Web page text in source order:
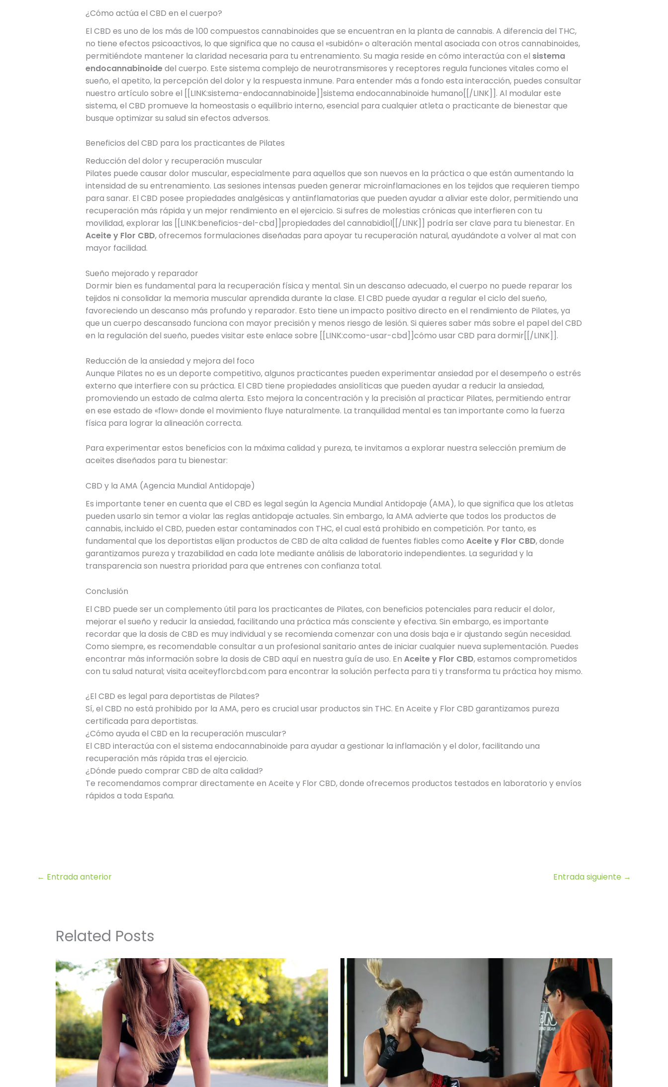
¿Cómo actúa el CBD en el cuerpo?
El CBD es uno de los más de 100 compuestos cannabinoides que se encuentran en la planta de cannabis. A diferencia del THC,
no tiene efectos psicoactivos, lo que significa que no causa el «subidón» o alteración mental asociada con otros cannabinoides,
permitiéndote mantener la claridad necesaria para tu entrenamiento. Su magia reside en cómo interactúa con el sistema
endocannabinoidedel cuerpo. Este sistema complejo de neurotransmisores y receptores regula funciones vitales como el
sueño, el apetito, la percepción del dolor y la respuesta inmune. Para entender más a fondo esta interacción, puedes consultar
nuestro artículo sobre el [[LINK:sistema-endocannabinoide]]sistema endocannabinoide humano[[/LINK]]. Al modular este
sistema, el CBD promueve la homeostasis o equilibrio interno, esencial para cualquier atleta o practicante de bienestar que
busque optimizar su salud sin efectos adversos.
Beneficios del CBD para los practicantes de Pilates
Reducción del dolor y recuperación muscular
Pilates puede causar dolor muscular, especialmente para aquellos que son nuevos en la práctica o que están aumentando la
intensidad de su entrenamiento. Las sesiones intensas pueden generar microinflamaciones en los tejidos que requieren tiempo
para sanar. El CBD posee propiedades analgésicas y antiinflamatorias que pueden ayudar a aliviar este dolor, permitiendo una
recuperación más rápida y un mejor rendimiento en el ejercicio. Si sufres de molestias crónicas que interfieren con tu
movilidad, explorar las [[LINK:beneficios-del-cbd]]propiedades del cannabidiol[[/LINK]] podría ser clave para tu bienestar. En
Aceite y Flor CBD, ofrecemos formulaciones diseñadas para apoyar tu recuperación natural, ayudándote a volver al mat con
mayor facilidad.
Sueño mejorado y reparador
Dormir bien es fundamental para la recuperación física y mental. Sin un descanso adecuado, el cuerpo no puede reparar los
tejidos ni consolidar la memoria muscular aprendida durante la clase. El CBD puede ayudar a regular el ciclo del sueño,
favoreciendo un descanso más profundo y reparador. Esto tiene un impacto positivo directo en el rendimiento de Pilates, ya
que un cuerpo descansado funciona con mayor precisión y menos riesgo de lesión. Si quieres saber más sobre el papel del CBD
en la regulación del sueño, puedes visitar este enlace sobre [[LINK:como-usar-cbd]]cómo usar CBD para dormir[[/LINK]].
Reducción de la ansiedad y mejora del foco
Aunque Pilates no es un deporte competitivo, algunos practicantes pueden experimentar ansiedad por el desempeño o estrés
externo que interfiere con su práctica. El CBD tiene propiedades ansiolíticas que pueden ayudar a reducir la ansiedad,
promoviendo un estado de calma alerta. Esto mejora la concentración y la precisión al practicar Pilates, permitiendo entrar
en ese estado de «flow» donde el movimiento fluye naturalmente. La tranquilidad mental es tan importante como la fuerza
física para lograr la alineación correcta.
Para experimentar estos beneficios con la máxima calidad y pureza, te invitamos a explorar nuestra selección premium de
aceites diseñados para tu bienestar:
CBD y la AMA (Agencia Mundial Antidopaje)
Es importante tener en cuenta que el CBD es legal según la Agencia Mundial Antidopaje (AMA), lo que significa que los atletas
pueden usarlo sin temor a violar las reglas antidopaje actuales. Sin embargo, la AMA advierte que todos los productos de
cannabis, incluido el CBD, pueden estar contaminados con THC, el cual está prohibido en competición. Por tanto, es
fundamental que los deportistas elijan productos de CBD de alta calidad de fuentes fiables como Aceite y Flor CBD, donde
garantizamos pureza y trazabilidad en cada lote mediante análisis de laboratorio independientes. La seguridad y la
transparencia son nuestra prioridad para que entrenes con confianza total.
Conclusión
El CBD puede ser un complemento útil para los practicantes de Pilates, con beneficios potenciales para reducir el dolor,
mejorar el sueño y reducir la ansiedad, facilitando una práctica más consciente y efectiva. Sin embargo, es importante
recordar que la dosis de CBD es muy individual y se recomienda comenzar con una dosis baja e ir ajustando según necesidad.
Como siempre, es recomendable consultar a un profesional sanitario antes de iniciar cualquier nueva suplementación. Puedes
encontrar más información sobre la dosis de CBD aquí en nuestra guía de uso. En Aceite y Flor CBD, estamos comprometidos
con tu salud natural; visita aceiteyflorcbd.com para encontrar la solución perfecta para ti y transforma tu práctica hoy mismo.
¿El CBD es legal para deportistas de Pilates?
Sí, el CBD no está prohibido por la AMA, pero es crucial usar productos sin THC. En Aceite y Flor CBD garantizamos pureza
certificada para deportistas.
¿Cómo ayuda el CBD en la recuperación muscular?
El CBD interactúa con el sistema endocannabinoide para ayudar a gestionar la inflamación y el dolor, facilitando una
recuperación más rápida tras el ejercicio.
¿Dónde puedo comprar CBD de alta calidad?
Te recomendamos comprar directamente en Aceite y Flor CBD, donde ofrecemos productos testados en laboratorio y envíos
rápidos a toda España.
← Entrada anterior Entrada siguiente →
Related Posts